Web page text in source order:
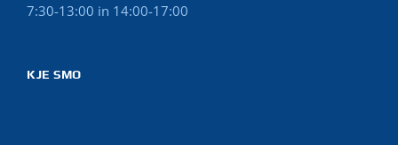
7:30-13:00 in 14:00-17:00
KJE SMO